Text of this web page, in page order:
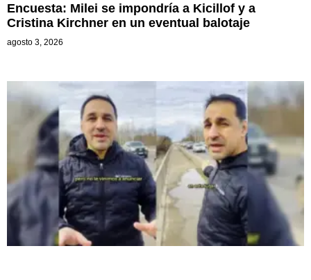
Encuesta: Milei se impondría a Kicillof y a
Cristina Kirchner en un eventual balotaje
agosto 3, 2026